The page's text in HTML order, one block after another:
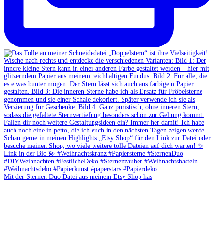
Mit der Sternen Duo Datei aus meinem Etsy Shop has